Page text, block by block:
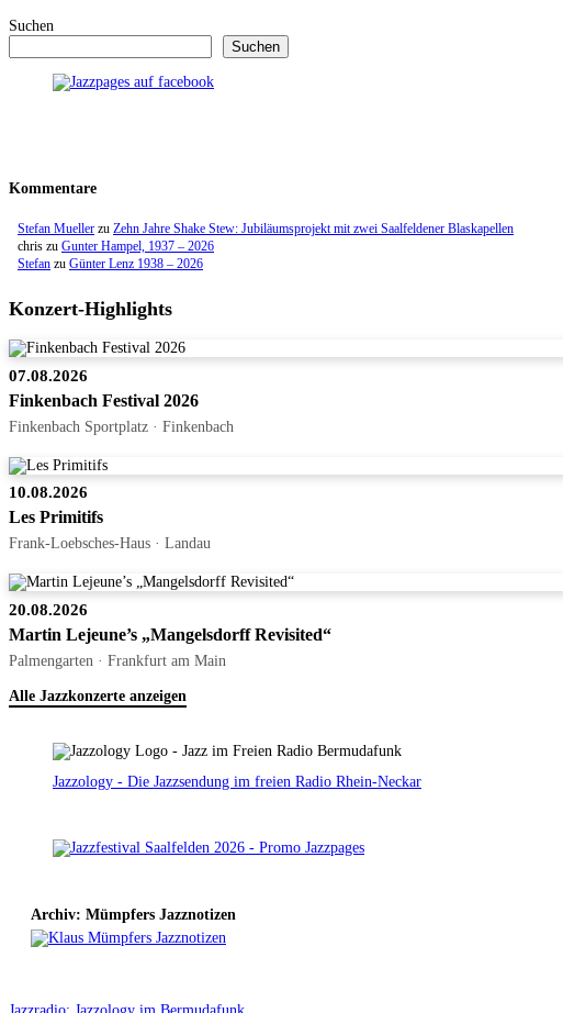
Suchen
Suchen
Kommentare
Stefan Mueller zu Zehn Jahre Shake Stew: Jubiläumsprojekt mit zwei Saalfeldener Blaskapellen
chris zu Gunter Hampel, 1937 – 2026
Stefan zu Günter Lenz 1938 – 2026
Konzert-Highlights
07.08.2026
Finkenbach Festival 2026
Finkenbach Sportplatz · Finkenbach
10.08.2026
Les Primitifs
Frank-Loebsches-Haus · Landau
20.08.2026
Martin Lejeune’s „Mangelsdorff Revisited“
Palmengarten · Frankfurt am Main
Alle Jazzkonzerte anzeigen
Jazzology - Die Jazzsendung im freien Radio Rhein-Neckar
Archiv: Mümpfers Jazznotizen